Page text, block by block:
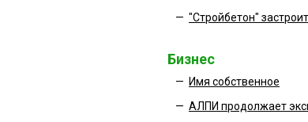
— "Стройбетон"
Бизнес
— Имя собственное
— АЛПИ продолжает